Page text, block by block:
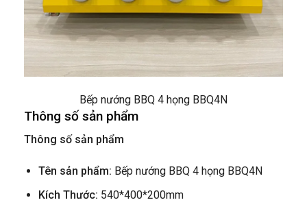
Bếp nướng BBQ 4 họng BBQ4N
Thông số sản phẩm
Thông số sản phẩm
Tên sản phẩm: Bếp nướng BBQ 4 họng BBQ4N
Kích Thước: 540*400*200mm